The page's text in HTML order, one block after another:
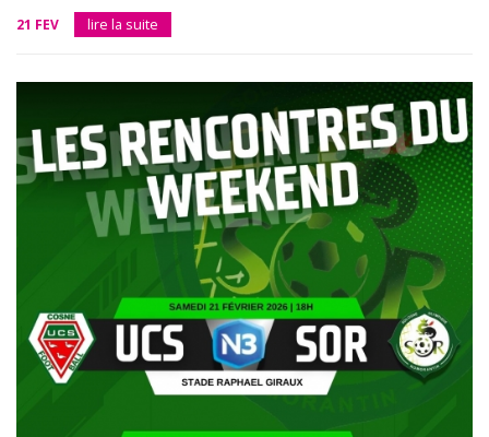
21 FEV lire la suite